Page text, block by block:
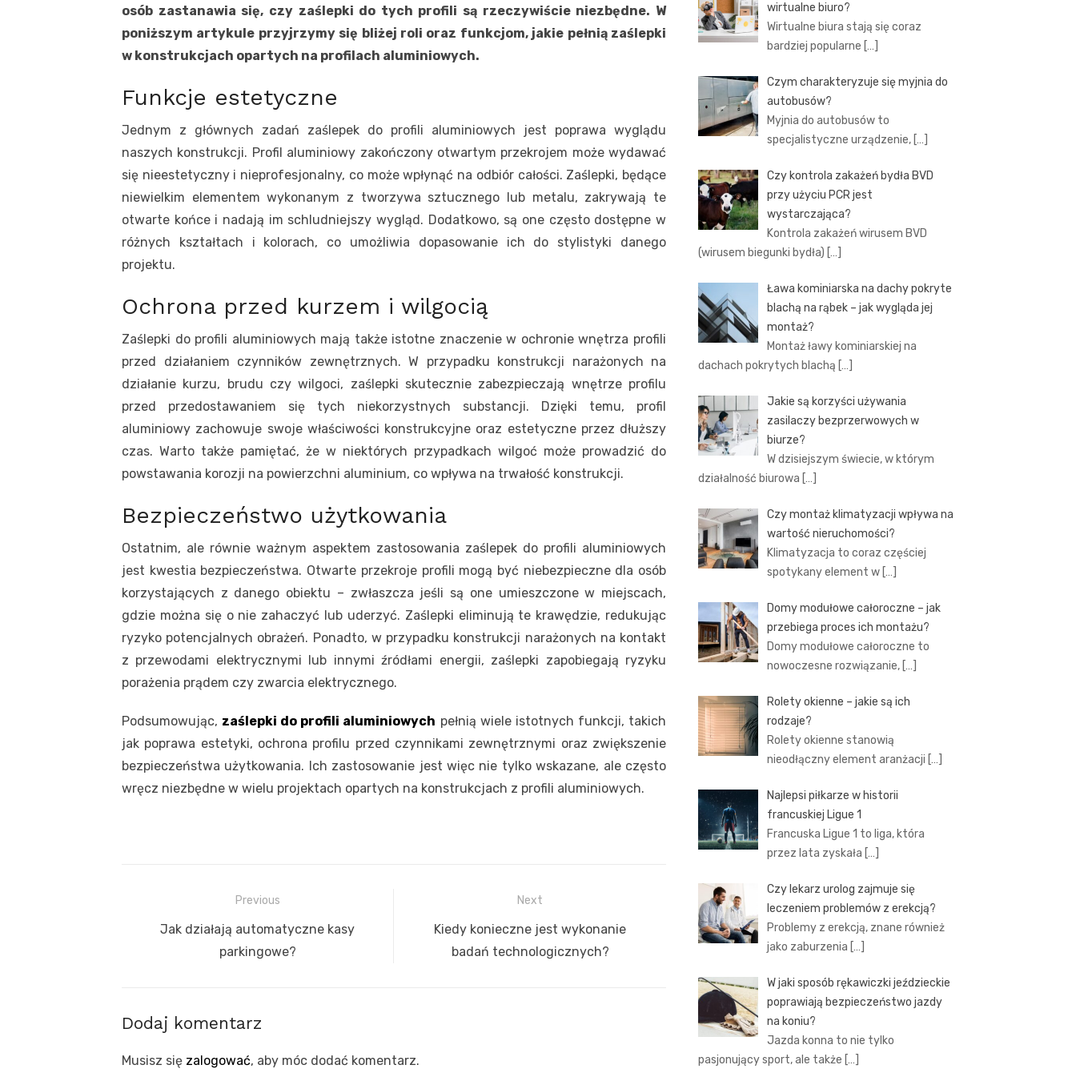
osób zastanawia się, czy zaślepki do tych profili są rzeczywiście niezbędne. W
poniższym artykule przyjrzymy się bliżej roli oraz funkcjom, jakie pełnią zaślepki
w konstrukcjach opartych na profilach aluminiowych.
Funkcje estetyczne
Jednym z głównych zadań zaślepek do profili aluminiowych jest poprawa wyglądu
naszych konstrukcji. Profil aluminiowy zakończony otwartym przekrojem może wydawać
się nieestetyczny i nieprofesjonalny, co może wpłynąć na odbiór całości. Zaślepki, będące
niewielkim elementem wykonanym z tworzywa sztucznego lub metalu, zakrywają te
otwarte końce i nadają im schludniejszy wygląd. Dodatkowo, są one często dostępne w
różnych kształtach i kolorach, co umożliwia dopasowanie ich do stylistyki danego
projektu.
Ochrona przed kurzem i wilgocią
Zaślepki do profili aluminiowych mają także istotne znaczenie w ochronie wnętrza profili
przed działaniem czynników zewnętrznych. W przypadku konstrukcji narażonych na
działanie kurzu, brudu czy wilgoci, zaślepki skutecznie zabezpieczają wnętrze profilu
przed przedostawaniem się tych niekorzystnych substancji. Dzięki temu, profil
aluminiowy zachowuje swoje właściwości konstrukcyjne oraz estetyczne przez dłuższy
czas. Warto także pamiętać, że w niektórych przypadkach wilgoć może prowadzić do
powstawania korozji na powierzchni aluminium, co wpływa na trwałość konstrukcji.
Bezpieczeństwo użytkowania
Ostatnim, ale równie ważnym aspektem zastosowania zaślepek do profili aluminiowych
jest kwestia bezpieczeństwa. Otwarte przekroje profili mogą być niebezpieczne dla osób
korzystających z danego obiektu – zwłaszcza jeśli są one umieszczone w miejscach,
gdzie można się o nie zahaczyć lub uderzyć. Zaślepki eliminują te krawędzie, redukując
ryzyko potencjalnych obrażeń. Ponadto, w przypadku konstrukcji narażonych na kontakt
z przewodami elektrycznymi lub innymi źródłami energii, zaślepki zapobiegają ryzyku
porażenia prądem czy zwarcia elektrycznego.
Podsumowując, zaślepki do profili aluminiowych pełnią wiele istotnych funkcji, takich
jak poprawa estetyki, ochrona profilu przed czynnikami zewnętrznymi oraz zwiększenie
bezpieczeństwa użytkowania. Ich zastosowanie jest więc nie tylko wskazane, ale często
wręcz niezbędne w wielu projektach opartych na konstrukcjach z profili aluminiowych.
wpisu
Previous
Previous
Jak działają automatyczne kasy
parkingowe?
Next
Next
post:
Kiedy konieczne jest wykonanie
badań technologicznych?
Dodaj komentarz
Musisz się zalogować, aby móc dodać komentarz.
wirtualne biuro?
Wirtualne biura stają się coraz
bardziej popularne […]
Czym charakteryzuje się myjnia do
autobusów?
Myjnia do autobusów to
specjalistyczne urządzenie, […]
Czy kontrola zakażeń bydła BVD
przy użyciu PCR jest
wystarczająca?
Kontrola zakażeń wirusem BVD
(wirusem biegunki bydła) […]
Ława kominiarska na dachy pokryte
blachą na rąbek – jak wygląda jej
montaż?
Montaż ławy kominiarskiej na
dachach pokrytych blachą […]
Jakie są korzyści używania
zasilaczy bezprzerwowych w
biurze?
W dzisiejszym świecie, w którym
działalność biurowa […]
Czy montaż klimatyzacji wpływa na
wartość nieruchomości?
Klimatyzacja to coraz częściej
spotykany element w […]
Domy modułowe całoroczne – jak
przebiega proces ich montażu?
Domy modułowe całoroczne to
nowoczesne rozwiązanie, […]
Rolety okienne – jakie są ich
rodzaje?
Rolety okienne stanowią
nieodłączny element aranżacji […]
Najlepsi piłkarze w historii
francuskiej Ligue 1
Francuska Ligue 1 to liga, która
przez lata zyskała […]
Czy lekarz urolog zajmuje się
leczeniem problemów z erekcją?
Problemy z erekcją, znane również
jako zaburzenia […]
W jaki sposób rękawiczki jeździeckie
poprawiają bezpieczeństwo jazdy
na koniu?
Jazda konna to nie tylko
pasjonujący sport, ale także […]